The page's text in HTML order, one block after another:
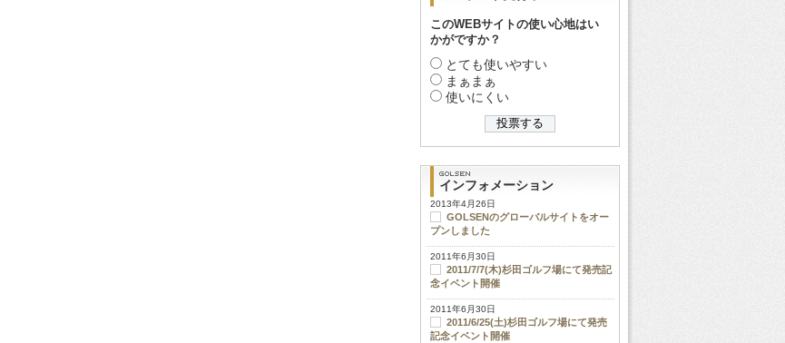
このWEBサイトの使い心地はい
かがですか？
とても使いやすい
まぁまぁ
使いにくい
インフォメーション
2013年4月26日
GOLSENのグローバルサイトをオー
プンしました
2011年6月30日
2011/7/7(木)杉田ゴルフ場にて発売記
念イベント開催
2011年6月30日
2011/6/25(土)杉田ゴルフ場にて発売
記念イベント開催